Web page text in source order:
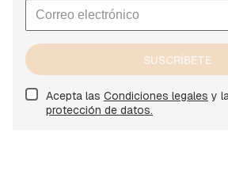
SUSCRÍBETE
Acepta las Condiciones legales y
protección de datos.